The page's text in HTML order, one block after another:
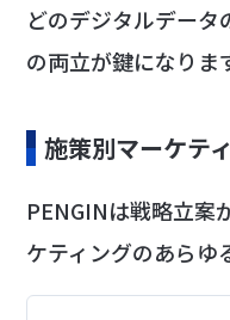
どのデジタルデータ
の両立が鍵になりま
施策別マーケテ
PENGINは戦略立案
ケティングのあらゆ